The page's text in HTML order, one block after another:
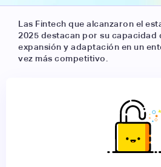
Las Fintech que alcanzaron el
2025 destacan por su capacidad
expansión y adaptación en un
vez más competitivo.